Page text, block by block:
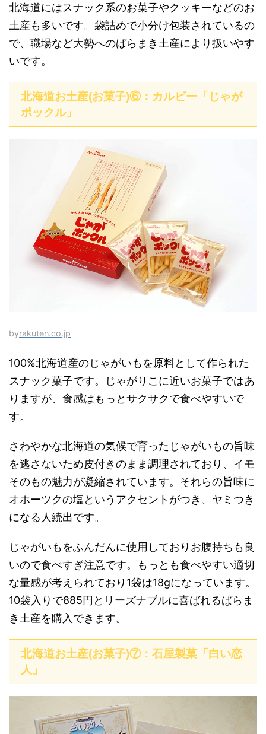
北海道にはスナック系のお菓子やクッキーなどのお
土産も多いです。袋詰めで小分け包装されているの
で、職場など大勢へのばらまき土産により扱いやす
いです。
北海道お土産(お菓子)⑥：カルビー「じゃが
ポックル」
byrakuten.co.jp
100%北海道産のじゃがいもを原料として作られた
スナック菓子です。じゃがりこに近いお菓子ではあ
りますが、食感はもっとサクサクで食べやすいで
す。
さわやかな北海道の気候で育ったじゃがいもの旨味
を逃さないため皮付きのまま調理されており、イモ
そのもの魅力が凝縮されています。それらの旨味に
オホーツクの塩というアクセントがつき、ヤミつき
になる人続出です。
じゃがいもをふんだんに使用しておりお腹持ちも良
いので食べすぎ注意です。もっとも食べやすい適切
な量感が考えられており1袋は18gになっています。
10袋入りで885円とリーズナブルに喜ばれるばらま
き土産を購入できます。
北海道お土産(お菓子)⑦：石屋製菓「白い恋
人」